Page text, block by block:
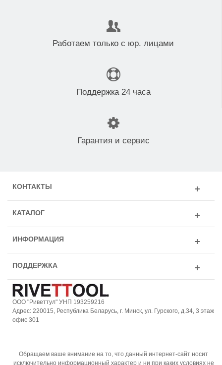
Работаем только с юр. лицами
Поддержка 24 часа
Гарантия и сервис
КОНТАКТЫ
КАТАЛОГ
ИНФОРМАЦИЯ
ПОДДЕРЖКА
ООО "Риветтул" УНП 193259216
Адрес: 220015, Республика Беларусь, г. Минск, ул. Гурского, д.34, 3 этаж
офис 301
Обращаем ваше внимание на то, что данный интернет-сайт носит
исключительно информационный характер и ни при каких условиях не